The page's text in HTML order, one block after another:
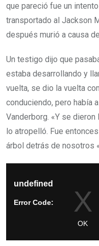
que pareció fue un
transportado al Jackson
después murió a causa
Un testigo dijo que
estaba desarrollando y
vuelta, se dio la vuelta
conduciendo, pero había
Vanderborg. «Y se
lo atropelló. Fue
árbol detrás de nosotros